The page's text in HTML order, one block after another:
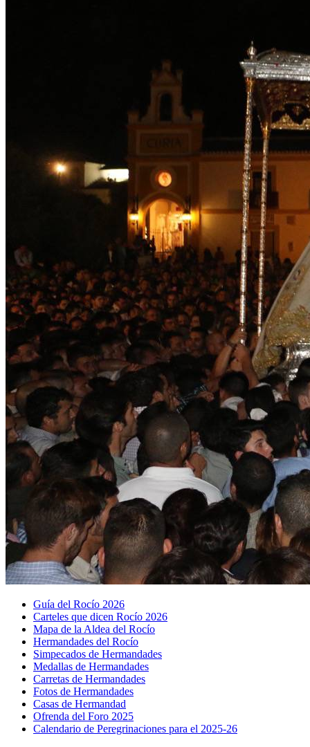
Guía del Rocío 2026
Carteles que dicen Rocío 2026
Mapa de la Aldea del Rocío
Hermandades del Rocío
Simpecados de Hermandades
Medallas de Hermandades
Carretas de Hermandades
Fotos de Hermandades
Casas de Hermandad
Ofrenda del Foro 2025
Calendario de Peregrinaciones para el 2025-26